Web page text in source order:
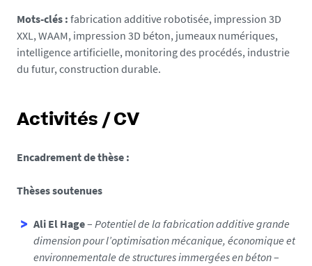
Mots-clés : fabrication additive robotisée, impression 3D
XXL, WAAM, impression 3D béton, jumeaux numériques,
intelligence artificielle, monitoring des procédés, industrie
du futur, construction durable.
Activités / CV
Encadrement de thèse :
Thèses soutenues
Ali El Hage– Potentiel de la fabrication additive grande
dimension pour l’optimisation mécanique, économique et
environnementale de structures immergées en béton–